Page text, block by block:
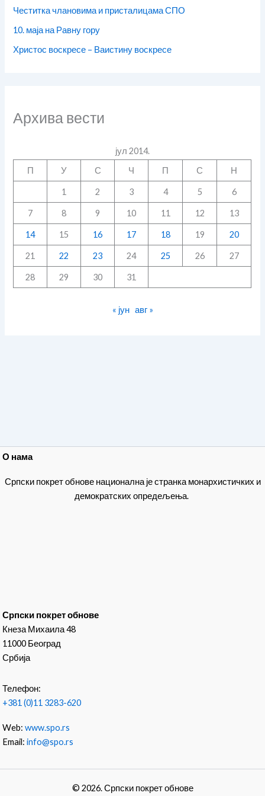
Честитка члановима и присталицама СПО
10. маја на Равну гору
Христос воскресе – Ваистину воскресе
Архива вести
јул 2014.
П
У С Ч П С Н
1 2 3 4 5 6
7 8 9 10 11 12 13
14 15 16 17 18 19 20
21 22 23 24 25 26 27
28 29 30 31
« јун авг »
О нама
Српски покрет обнове национална је странка монархистичких и
демократских опредељења.
Српски покрет обнове
Кнеза Михаила 48
11000 Београд
Србија
Телефон:
+381 (0)11 3283-620
Web:www.spo.rs
Email:info@spo.rs
© 2026. Српски покрет обнове